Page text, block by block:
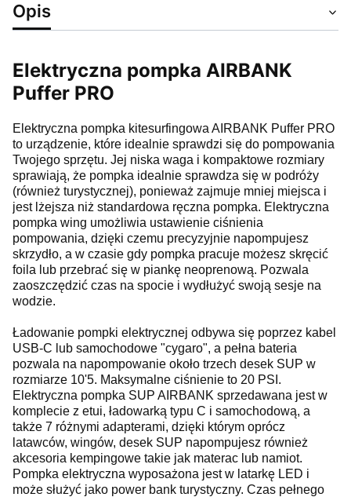
Opis
Elektryczna pompka AIRBANK
Puffer PRO
Elektryczna pompka kitesurfingowa AIRBANK Puffer PRO
to urządzenie, które idealnie sprawdzi się do pompowania
Twojego sprzętu. Jej niska waga i kompaktowe rozmiary
sprawiają, że pompka idealnie sprawdza się w podróży
(również turystycznej), ponieważ zajmuje mniej miejsca i
jest lżejsza niż standardowa ręczna pompka. Elektryczna
pompka wing umożliwia ustawienie ciśnienia
pompowania, dzięki czemu precyzyjnie napompujesz
skrzydło, a w czasie gdy pompka pracuje możesz skręcić
foila lub przebrać się w piankę neoprenową. Pozwala
zaoszczędzić czas na spocie i wydłużyć swoją sesje na
wodzie.
Ładowanie pompki elektrycznej odbywa się poprzez kabel
USB-C lub samochodowe "cygaro", a pełna bateria
pozwala na napompowanie około trzech desek SUP w
rozmiarze 10'5. Maksymalne ciśnienie to 20 PSI.
Elektryczna pompka SUP AIRBANK sprzedawana jest w
komplecie z etui, ładowarką typu C i samochodową, a
także 7 różnymi adapterami, dzięki którym oprócz
latawców, wingów, desek SUP napompujesz również
akcesoria kempingowe takie jak materac lub namiot.
Pompka elektryczna wyposażona jest w latarkę LED i
może służyć jako power bank turystyczny. Czas pełnego